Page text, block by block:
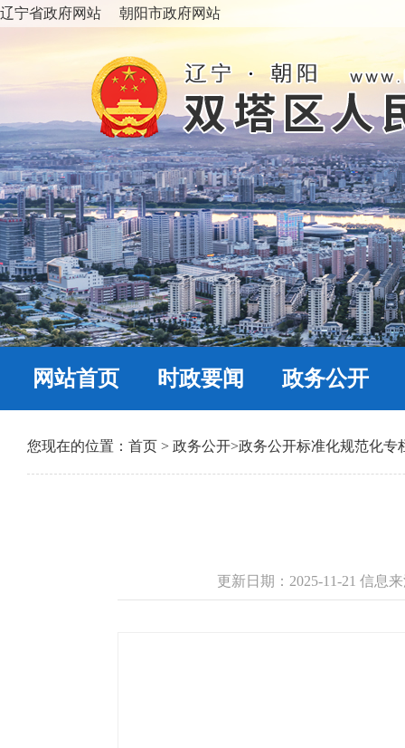
辽宁省政府网站 朝阳市政府网站
网站首页 时政要闻 政务公开
您现在的位置： 首页 > 政务公开>政务公开标准化规范化专
更新日期：2025-11-21 信息